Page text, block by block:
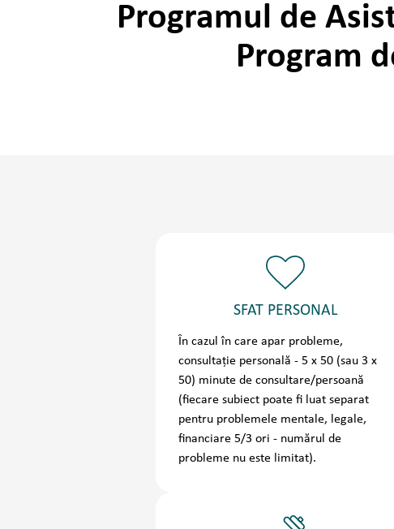
Programul de
Program
SFAT PERSONAL
În cazul în care apar probleme,
consultație personală - 5 x 50 (sau 3 x
50) minute de consultare/persoană
(fiecare subiect poate fi luat separat
pentru problemele mentale, legale,
financiare 5/3 ori - numărul de
probleme nu este limitat).